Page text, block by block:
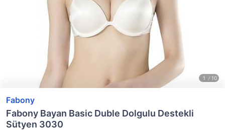
Fabony
Fabony Bayan Basic Duble Dolgulu Destekli
Sütyen 3030